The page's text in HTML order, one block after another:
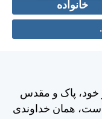
خانواده
خود، پاک و مقدس
است، همان خداوندی